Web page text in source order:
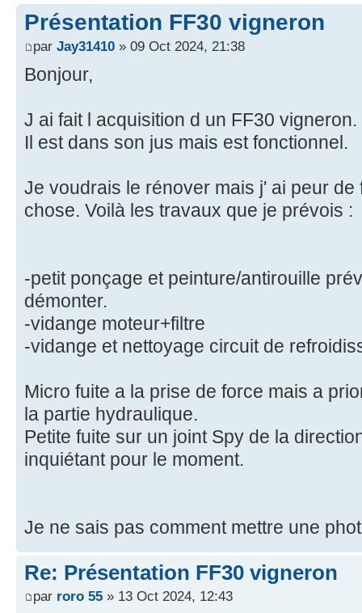
Présentation FF30 vigneron
par Jay31410 » 09 Oct 2024, 21:38
Bonjour,
J ai fait l acquisition d un FF30 vigneron.
Il est dans son jus mais est fonctionnel.
Je voudrais le rénover mais j' ai peur
chose. Voilà les travaux que je prévois :
-petit ponçage et peinture/antirouille
démonter.
-vidange moteur+filtre
-vidange et nettoyage circuit de
Micro fuite a la prise de force mais a
la partie hydraulique.
Petite fuite sur un joint Spy de la
inquiétant pour le moment.
Je ne sais pas comment mettre une
Re: Présentation FF30 vigneron
par roro 55 » 13 Oct 2024, 12:43